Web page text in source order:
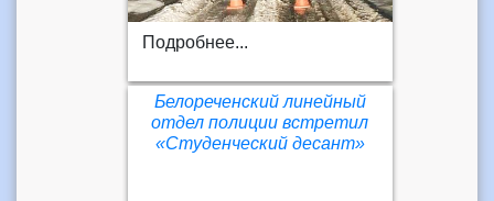
Подробнее...
Белореченский линейный
отдел полиции встретил
«Студенческий десант»